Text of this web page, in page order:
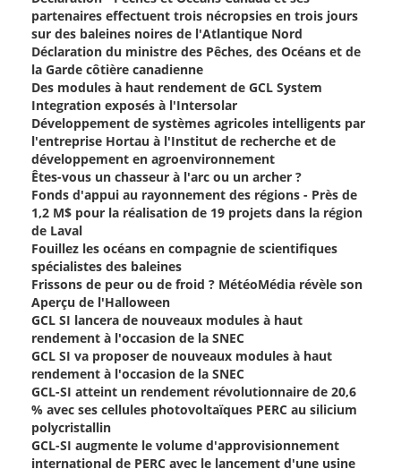
partenaires effectuent trois nécropsies en trois jours
sur des baleines noires de l'Atlantique Nord
Déclaration du ministre des Pêches, des Océans et de
la Garde côtière canadienne
Des modules à haut rendement de GCL System
Integration exposés à l'Intersolar
Développement de systèmes agricoles intelligents par
l'entreprise Hortau à l'Institut de recherche et de
développement en agroenvironnement
Êtes-vous un chasseur à l'arc ou un archer ?
Fonds d'appui au rayonnement des régions - Près de
1,2 M$ pour la réalisation de 19 projets dans la région
de Laval
Fouillez les océans en compagnie de scientifiques
spécialistes des baleines
Frissons de peur ou de froid ? MétéoMédia révèle son
Aperçu de l'Halloween
GCL SI lancera de nouveaux modules à haut
rendement à l'occasion de la SNEC
GCL SI va proposer de nouveaux modules à haut
rendement à l'occasion de la SNEC
GCL-SI atteint un rendement révolutionnaire de 20,6
% avec ses cellules photovoltaïques PERC au silicium
polycristallin
GCL-SI augmente le volume d'approvisionnement
international de PERC avec le lancement d'une usine